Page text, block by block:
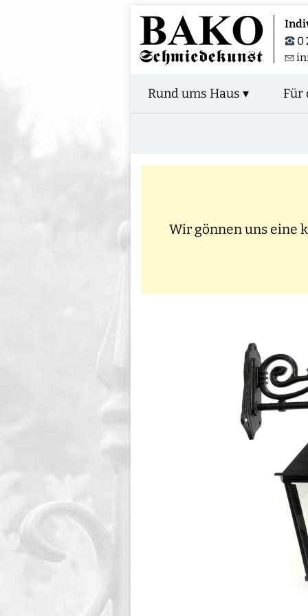
0
Rund ums Haus ▾ Für
Wir gönnen uns eine